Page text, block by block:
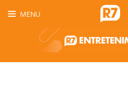
MENU